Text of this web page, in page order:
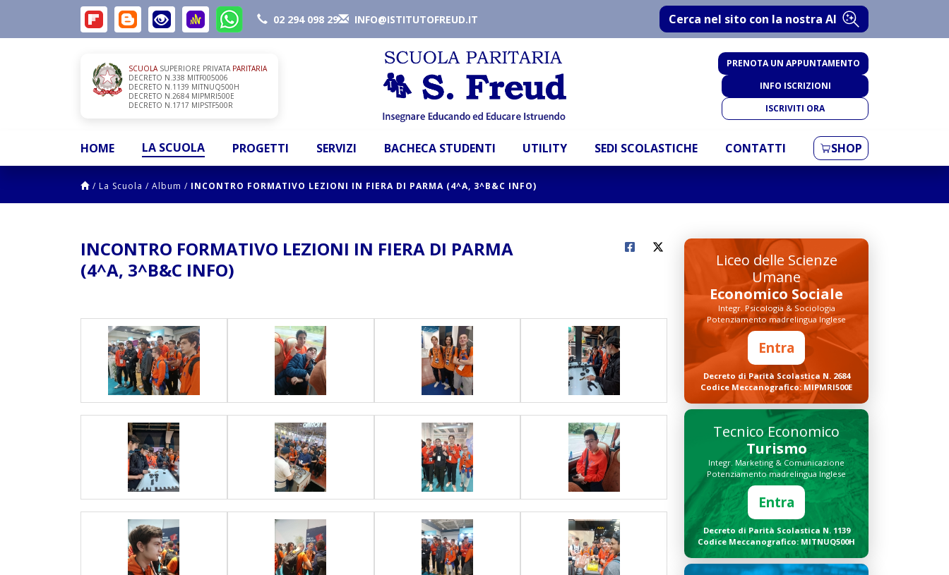
02 294 098 29 INFO@ISTITUTOFREUD.IT Cerca nel sito con la nostra AI
SCUOLASUPERIORE PRIVATA PARITARIA
DECRETO N.338 MITF005006
DECRETO N.1139 MITNUQ500H
DECRETO N.2684 MIPMRI500E
DECRETO N.1717 MIPSTF500R
PRENOTA UN APPUNTAMENTO
INFO ISCRIZIONI
ISCRIVITI ORA
HOME LA SCUOLA PROGETTI SERVIZI BACHECA STUDENTI UTILITY SEDI SCOLASTICHE CONTATTI SHOP
/ La Scuola / Album / INCONTRO FORMATIVO LEZIONI IN FIERA DI PARMA (4^A, 3^B&C INFO)
INCONTRO FORMATIVO LEZIONI IN FIERA DI PARMA
(4^A, 3^B&C INFO)
Liceo delle Scienze
Umane
Economico Sociale
Integr. Psicologia & Sociologia
Potenziamento madrelingua Inglese
Entra
Decreto di Parità Scolastica N. 2684
Codice Meccanografico: MIPMRI500E
Tecnico Economico
Turismo
Integr. Marketing & Comunicazione
Potenziamento madrelingua Inglese
Entra
Decreto di Parità Scolastica N. 1139
Codice Meccanografico: MITNUQ500H